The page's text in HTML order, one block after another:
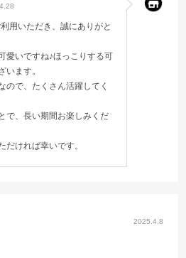
用いただき、誠にありがと
愛いですね♪ほっこりする可
います。
ので、たくさん活躍してく
で、長い期間お楽しみくだ
だければ幸いです。
2025.4.8